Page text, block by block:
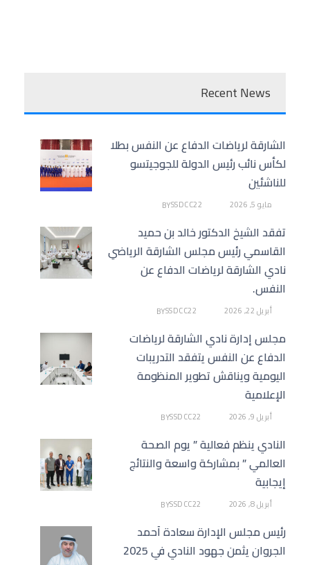
Recent News
الشارقة لرياضات الدفاع عن النفس بطلا
لكأس نائب رئيس الدولة للجوجيتسو
للناشئين
مايو 5, 2026 BYSSDCC22
تفقد الشيخ الدكتور خالد بن حميد
القاسمي رئيس مجلس الشارقة الرياضي
نادي الشارقة لرياضات الدفاع عن
النفس.
أبريل 22, 2026 BYSSDCC22
مجلس إدارة نادي الشارقة لرياضات
الدفاع عن النفس يتفقد التدريبات
اليومية ويناقش تطوير المنظومة
الإعلامية
أبريل 9, 2026 BYSSDCC22
النادي ينظم فعالية ” يوم الصحة
العالمي ” بمشاركة واسعة والنتائج
إيجابية
أبريل 8, 2026 BYSSDCC22
رئيس مجلس الإدارة سعادة أحمد
الجروان يثمن جهود النادي في 2025